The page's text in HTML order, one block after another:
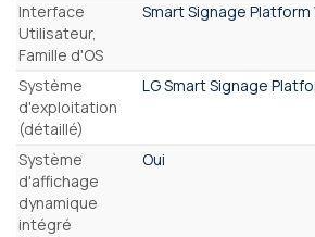
Interface
Utilisateur,
Famille d'OS
Smart Signage Platform
Système
d'exploitation
(détaillé)
LG Smart Signage
Système
d'affichage
dynamique
intégré
Oui